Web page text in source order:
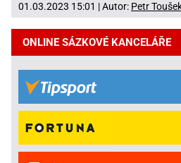
01.03.2023 15:01 | Autor: Petr
ONLINE SÁZKOVÉ KANCELÁŘE